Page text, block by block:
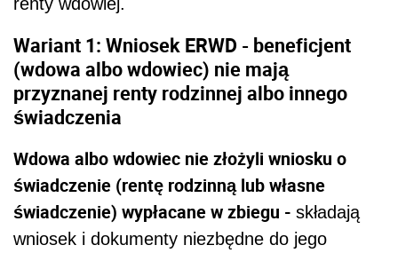
Wariant 1: Wniosek ERWD - beneficjent
(wdowa albo wdowiec) nie mają
przyznanej renty rodzinnej albo innego
świadczenia
Wdowa albo wdowiec nie złożyli wniosku o
świadczenie (rentę rodzinną lub własne
świadczenie) wypłacane w zbiegu - składają
wniosek i dokumenty niezbędne do jego